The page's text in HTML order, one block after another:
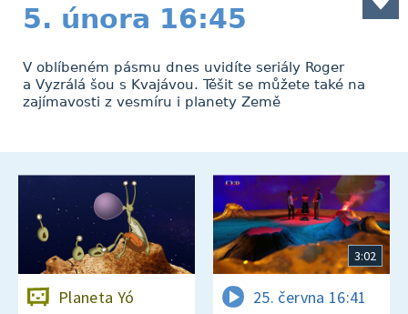
5. února 16:45
V oblíbeném pásmu dnes uvidíte seriály Roger
a Vyzrálá šou s Kvajávou. Těšit se můžete také na
zajímavosti z vesmíru i planety Země
Planeta Yó
3:02
25. června 16:41